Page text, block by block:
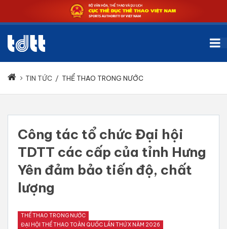
TIN TỨC / THỂ THAO TRONG NƯỚC
Công tác tổ chức Đại hội
TDTT các cấp của tỉnh Hưng
Yên đảm bảo tiến độ, chất
lượng
THỂ THAO TRONG NƯỚC
ĐẠI HỘI THỂ THAO TOÀN QUỐC LẦN THỨ X NĂM 2026